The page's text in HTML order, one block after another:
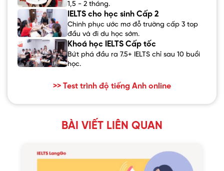
1,5 - 2 tháng.
IELTS cho học sinh Cấp 2
Chinh phục ước mơ đỗ trường cấp 3 top
đầu và đi du học sớm.
Khoá học IELTS Cấp tốc
Bứt phá đầu ra 7.5+ IELTS chỉ sau 10 buổi
học.
>> Test trình độ tiếng Anh online
BÀI VIẾT LIÊN QUAN